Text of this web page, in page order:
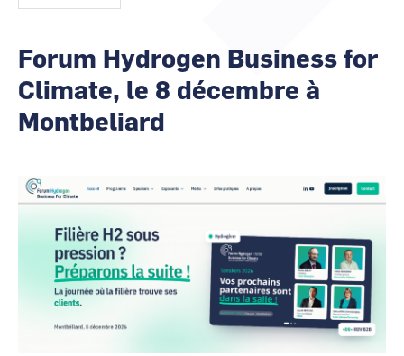
Forum Hydrogen Business for
Climate, le 8 décembre à
Montbeliard
Image